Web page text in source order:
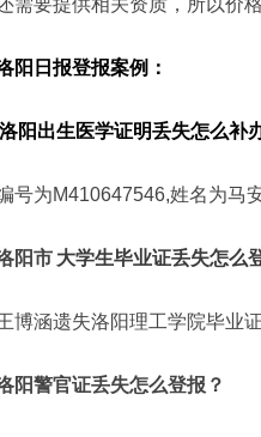
需要提供相关资质，所以价
阳日报登报案例：
洛阳出生医学证明丢失怎么补
号为M410647546,姓名为马
阳市 大学生毕业证丢失怎么
博涵遗失洛阳理工学院毕业
阳警官证丢失怎么登报？